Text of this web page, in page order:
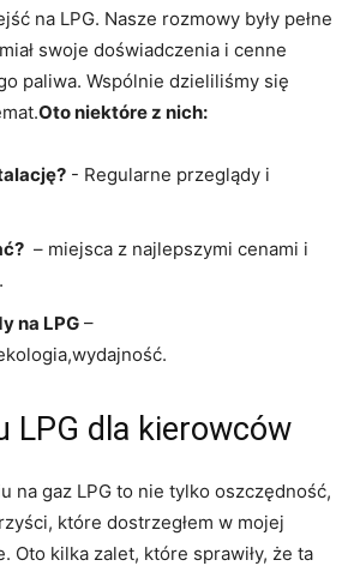
na LPG. Nasze rozmowy były pełne
swoje doświadczenia i ‌cenne⁤
paliwa.‍ Wspólnie dzieliliśmy się
Oto niektóre z nich:
⁢- Regularne⁢ przeglądy i
​ – miejsca z najlepszymi cenami i
na ⁣LPG –
LPG dla kierowców
na gaz LPG to nie tylko oszczędność,
które dostrzegłem w ⁢mojej
Oto ⁤kilka zalet, które sprawiły, że ta